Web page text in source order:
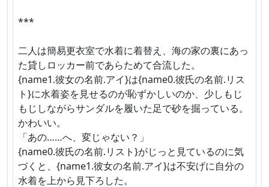
***
二人は簡易更衣室で水着に着替え、海の家の裏にあっ
た貸しロッカー前であらためて合流した。
{name1.彼女の名前.アイ}は{name0.彼氏の名前.リス
ト}に水着姿を見せるのが恥ずかしいのか、少しもじ
もじしながらサンダルを履いた足で砂を掘っている。
かわいい。
「あの……へ、変じゃない？」
{name0.彼氏の名前.リスト}がじっと見ているのに気
づくと、{name1.彼女の名前.アイ}は不安げに自分の
水着を上から見下ろした。